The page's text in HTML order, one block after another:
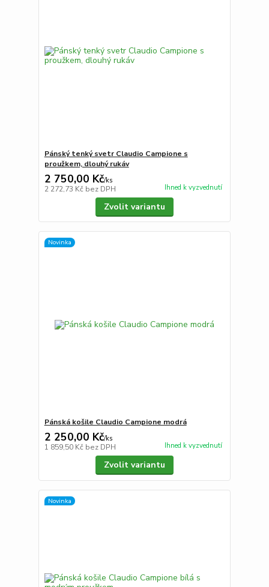
Pánský tenký svetr Claudio Campione s
proužkem, dlouhý rukáv
2 750,00 Kč/ks
2 272,73 Kč bez DPH Ihned k vyzvednutí
Zvolit variantu
Novinka
Pánská košile Claudio Campione modrá
2 250,00 Kč/ks
1 859,50 Kč bez DPH Ihned k vyzvednutí
Zvolit variantu
Novinka